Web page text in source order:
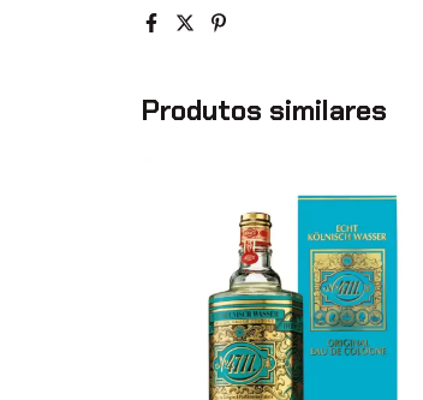
Produtos similares